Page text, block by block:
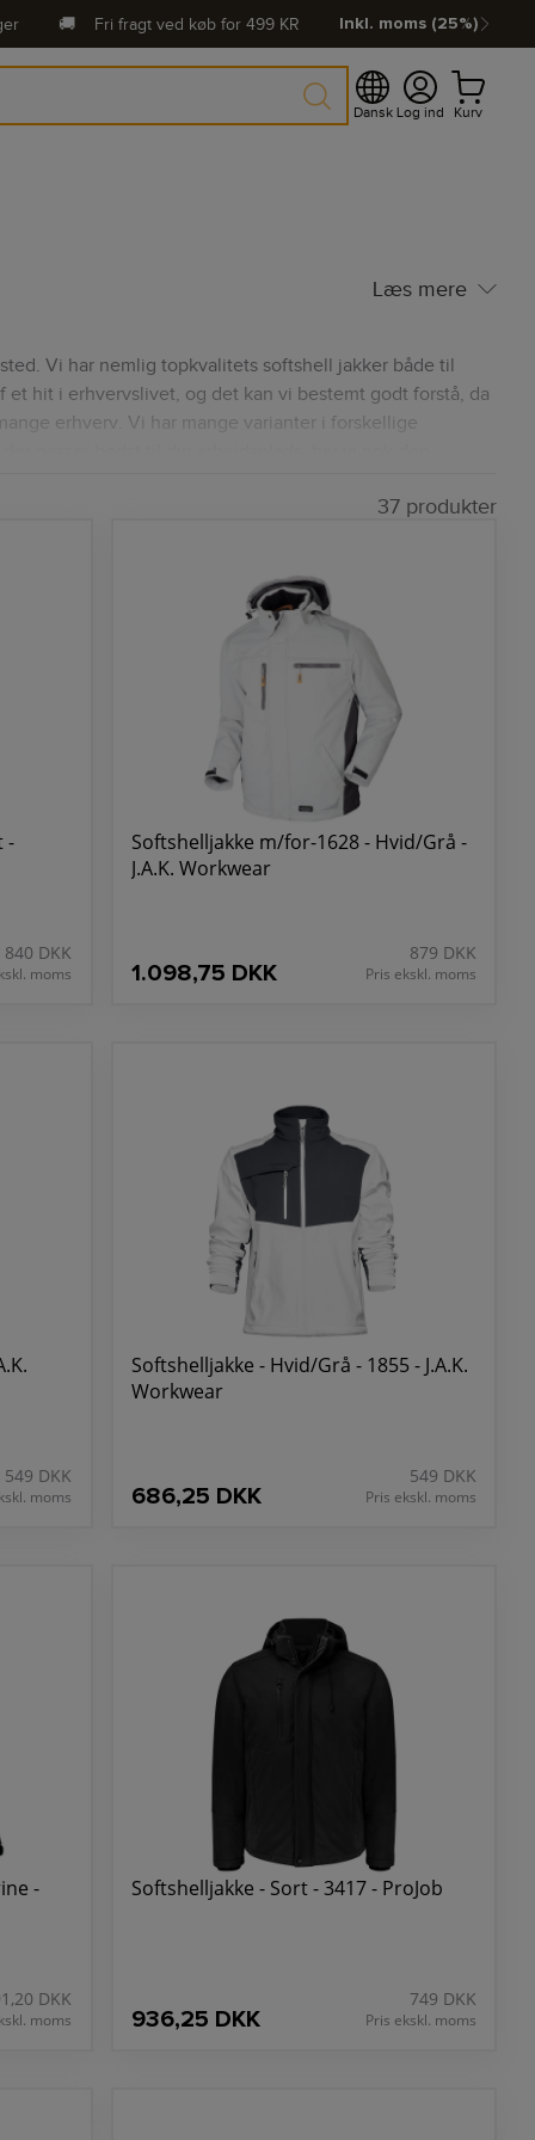
🚚 Fri fragt ved køb for 499 KR Inkl. moms (25%)
Dansk Log ind Kurv
Læs mere
Vi har nemlig topkvalitets softshell jakker både til
hit i erhvervslivet, og det kan vi bestemt godt forstå, da
erhverv. Vi har mange varianter i forskellige
37 produkter
-
840 DKK
moms
Softshelljakke m/for-1628 - Hvid/Grå -
J.A.K. Workwear
1.098,75 DKK
879 DKK
Pris ekskl. moms
549 DKK
moms
Softshelljakke - Hvid/Grå - 1855 - J.A.K.
Workwear
686,25 DKK
549 DKK
Pris ekskl. moms
-
DKK
moms
Softshelljakke - Sort - 3417 - ProJob
936,25 DKK
749 DKK
Pris ekskl. moms